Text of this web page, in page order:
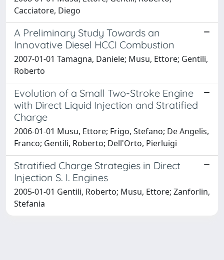
Cacciatore, Diego
A Preliminary Study Towards an
Innovative Diesel HCCI Combustion
2007-01-01 Tamagna, Daniele; Musu, Ettore; Gentili,
Roberto
Evolution of a Small Two-Stroke Engine
with Direct Liquid Injection and Stratified
Charge
2006-01-01 Musu, Ettore; Frigo, Stefano; De Angelis,
Franco; Gentili, Roberto; Dell'Orto, Pierluigi
Stratified Charge Strategies in Direct
Injection S. I. Engines
2005-01-01 Gentili, Roberto; Musu, Ettore; Zanforlin,
Stefania